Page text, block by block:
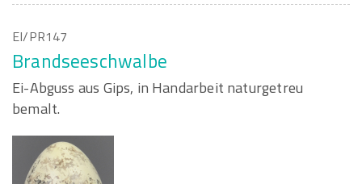
EI/PR147
Brandseeschwalbe
Ei-Abguss aus Gips, in Handarbeit naturgetreu
bemalt.